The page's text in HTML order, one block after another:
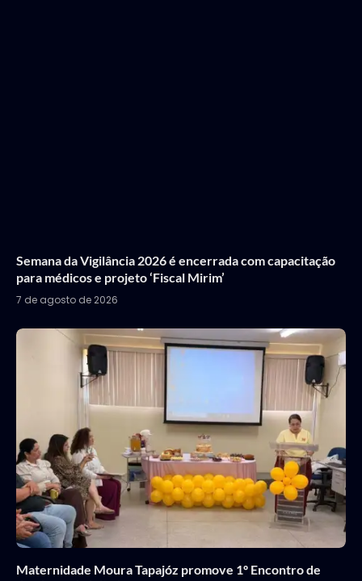
Semana da Vigilância 2026 é encerrada com capacitação
para médicos e projeto ‘Fiscal Mirim’
7 de agosto de 2026
Maternidade Moura Tapajóz promove 1º Encontro de